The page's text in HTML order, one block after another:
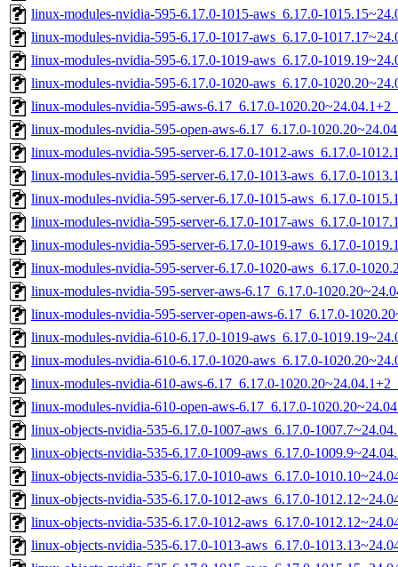
linux-modules-nvidia-595-6.17.0-1015-aws_6.17.0-
linux-modules-nvidia-595-6.17.0-1017-aws_6.17.0-
linux-modules-nvidia-595-6.17.0-1019-aws_6.17.0-
linux-modules-nvidia-595-6.17.0-1020-aws_6.17.0-
linux-modules-nvidia-595-aws-6.17_6.17.0-
linux-modules-nvidia-595-open-aws-6.17_6.17.0-
linux-modules-nvidia-595-server-6.17.0-1012-aws_6.17.0-
linux-modules-nvidia-595-server-6.17.0-1013-aws_6.17.0-
linux-modules-nvidia-595-server-6.17.0-1015-aws_6.17.0-
linux-modules-nvidia-595-server-6.17.0-1017-aws_6.17.0-
linux-modules-nvidia-595-server-6.17.0-1019-aws_6.17.0-
linux-modules-nvidia-595-server-6.17.0-1020-aws_6.17.0-
linux-modules-nvidia-595-server-aws-6.17_6.17.0-
linux-modules-nvidia-595-server-open-aws-6.17_6.17.0-
linux-modules-nvidia-610-6.17.0-1019-aws_6.17.0-
linux-modules-nvidia-610-6.17.0-1020-aws_6.17.0-
linux-modules-nvidia-610-aws-6.17_6.17.0-
linux-modules-nvidia-610-open-aws-6.17_6.17.0-
linux-objects-nvidia-535-6.17.0-1007-aws_6.17.0-
linux-objects-nvidia-535-6.17.0-1009-aws_6.17.0-
linux-objects-nvidia-535-6.17.0-1010-aws_6.17.0-
linux-objects-nvidia-535-6.17.0-1012-aws_6.17.0-
linux-objects-nvidia-535-6.17.0-1012-aws_6.17.0-
linux-objects-nvidia-535-6.17.0-1013-aws_6.17.0-